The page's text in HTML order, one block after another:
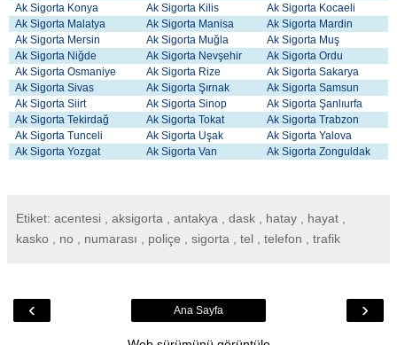
Ak Sigorta Konya
Ak Sigorta Kilis
Ak Sigorta Kocaeli
Ak Sigorta Malatya
Ak Sigorta Manisa
Ak Sigorta Mardin
Ak Sigorta Mersin
Ak Sigorta Muğla
Ak Sigorta Muş
Ak Sigorta Niğde
Ak Sigorta Nevşehir
Ak Sigorta Ordu
Ak Sigorta Osmaniye
Ak Sigorta Rize
Ak Sigorta Sakarya
Ak Sigorta Sivas
Ak Sigorta Şırnak
Ak Sigorta Samsun
Ak Sigorta Siirt
Ak Sigorta Sinop
Ak Sigorta Şanlıurfa
Ak Sigorta Tekirdağ
Ak Sigorta Tokat
Ak Sigorta Trabzon
Ak Sigorta Tunceli
Ak Sigorta Uşak
Ak Sigorta Yalova
Ak Sigorta Yozgat
Ak Sigorta Van Ak Sigorta Zonguldak
Etiket: acentesi , aksigorta , antakya , dask , hatay , hayat ,
kasko , no , numarası , poliçe , sigorta , tel , telefon , trafik
‹ ›
Ana Sayfa